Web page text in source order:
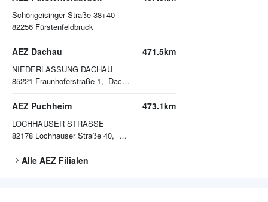
Schöngeisinger Straße 38+40
82256 Fürstenfeldbruck
AEZ Dachau
NIEDERLASSUNG DACHAU
85221 Fraunhoferstraße 1, Dachau
471.5km
AEZ Puchheim
LOCHHAUSER STRASSE
82178 Lochhauser Straße 40, Puchheim
473.1km
Alle AEZ Filialen